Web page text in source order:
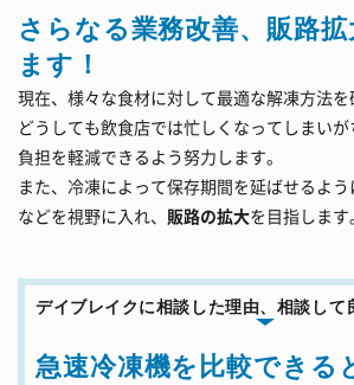
さらなる業務改善、販路拡
ます！
現在、様々な食材に対して最適な解凍方法を
どうしても飲食店では忙しくなってしまい
負担を軽減できるよう努力します。
また、冷凍によって保存期間を延ばせるよ
などを視野に入れ、 販路の拡大を目指します。
デイブレイクに相談した理由、相談して
急速冷凍機を比較できる